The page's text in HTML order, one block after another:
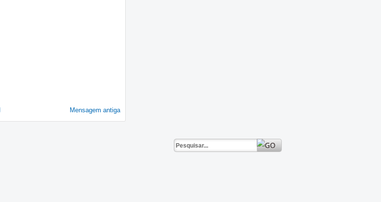
Mensagem antiga